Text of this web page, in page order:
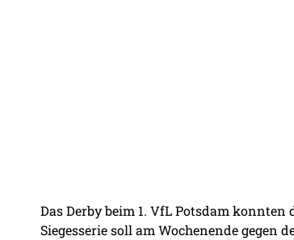
Das Derby beim 1. VfL Potsdam
Siegesserie soll am Wochenende